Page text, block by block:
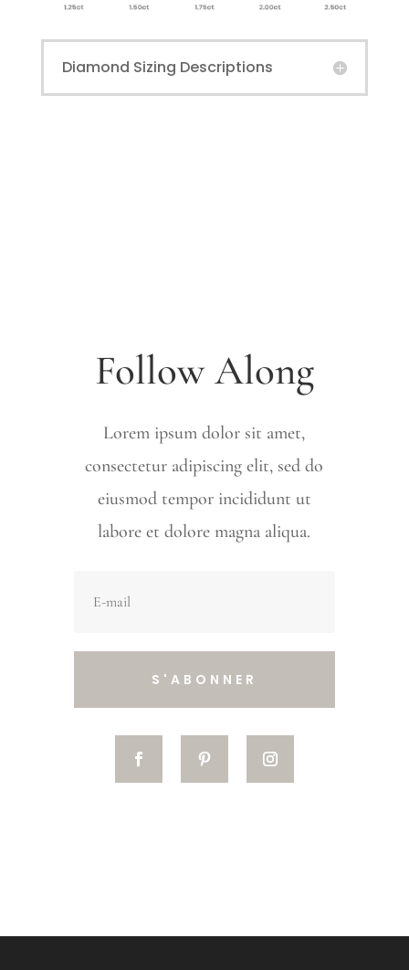
Diamond Sizing Descriptions
Follow Along
Lorem ipsum dolor sit amet,
consectetur adipiscing elit, sed do
eiusmod tempor incididunt ut
labore et dolore magna aliqua.
S'ABONNER